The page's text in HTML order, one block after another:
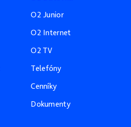
O2 Junior
O2 Internet
O2 TV
Telefóny
Cenníky
Dokumenty